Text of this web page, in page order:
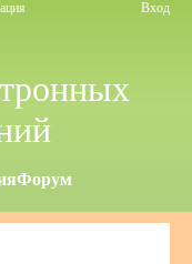
Вход
Форум